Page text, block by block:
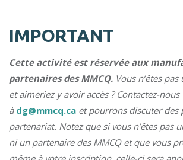
IMPORTANT
Cette activité est réservée aux
partenaires des MMCQ. Vous n’êtes
et aimeriez y avoir accès ? Contactez-nous
à dg@mmcq.ca et pourrons discuter des
partenariat. Notez que si vous n’êtes pas
ni un partenaire des MMCQ et que vous